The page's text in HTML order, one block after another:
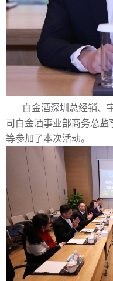
白金酒深圳总经销、
司白金酒事业部商务总
等参加了本次活动。